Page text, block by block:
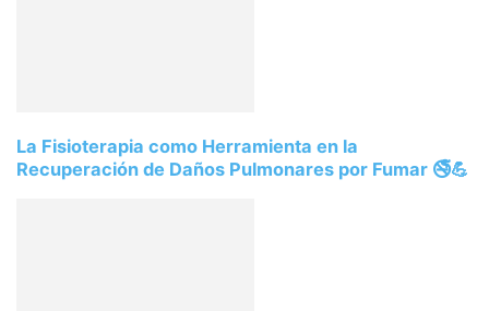
La Fisioterapia como Herramienta en la
Recuperación de Daños Pulmonares por Fumar 🚭💪